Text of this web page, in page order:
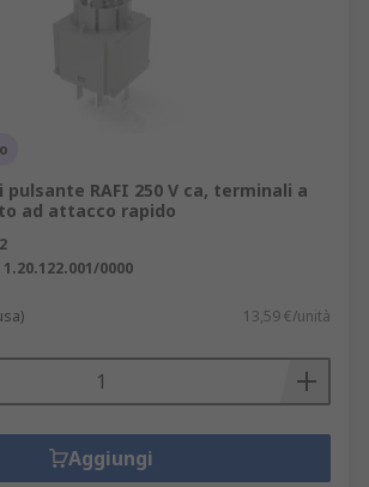
RAFI 250 V ca, terminali a
ad attacco rapido
1.20.122.001/0000
13,59 €/unità
Aggiungi